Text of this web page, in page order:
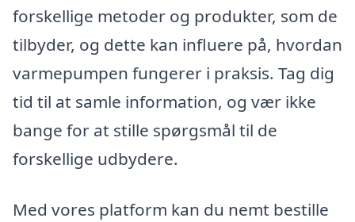
forskellige metoder og produkter, som de
tilbyder, og dette kan influere på, hvordan
varmepumpen fungerer i praksis. Tag dig
tid til at samle information, og vær ikke
bange for at stille spørgsmål til de
forskellige udbydere.
Med vores platform kan du nemt bestille